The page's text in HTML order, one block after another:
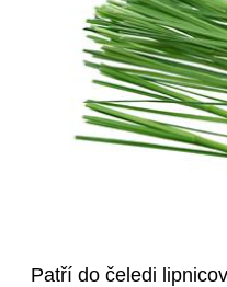
Patří do čeledi